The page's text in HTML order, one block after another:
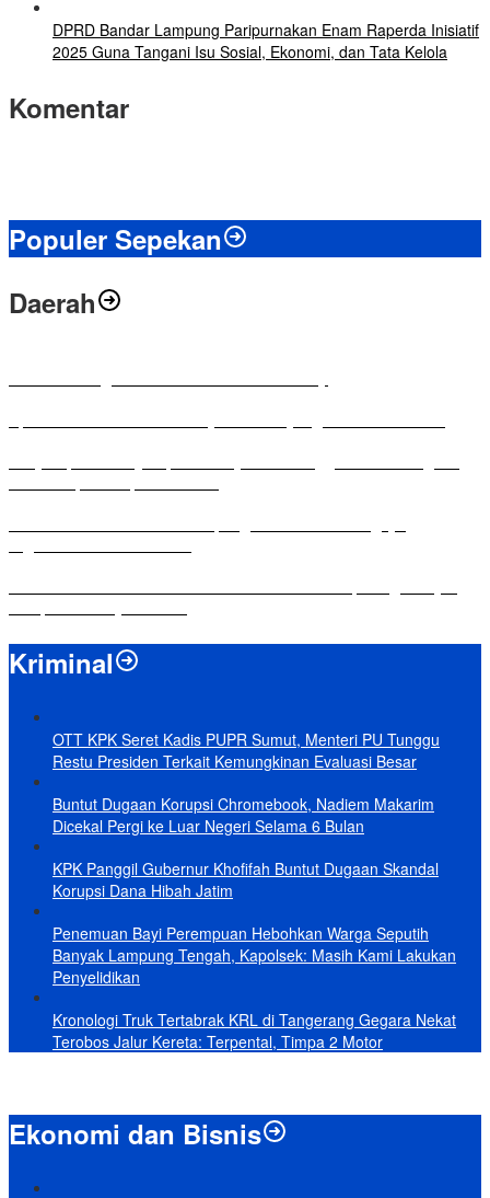
DPRD Bandar Lampung Paripurnakan Enam Raperda Inisiatif
2025 Guna Tangani Isu Sosial, Ekonomi, dan Tata Kelola
Komentar
Populer Sepekan
Daerah
Kriminal
OTT KPK Seret Kadis PUPR Sumut, Menteri PU Tunggu
Restu Presiden Terkait Kemungkinan Evaluasi Besar
Buntut Dugaan Korupsi Chromebook, Nadiem Makarim
Dicekal Pergi ke Luar Negeri Selama 6 Bulan
KPK Panggil Gubernur Khofifah Buntut Dugaan Skandal
Korupsi Dana Hibah Jatim
Penemuan Bayi Perempuan Hebohkan Warga Seputih
Banyak Lampung Tengah, Kapolsek: Masih Kami Lakukan
Penyelidikan
Kronologi Truk Tertabrak KRL di Tangerang Gegara Nekat
Terobos Jalur Kereta: Terpental, Timpa 2 Motor
Ekonomi dan Bisnis